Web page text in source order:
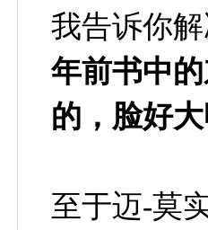
我告诉你
年前书中
的，脸好大
至于迈-莫